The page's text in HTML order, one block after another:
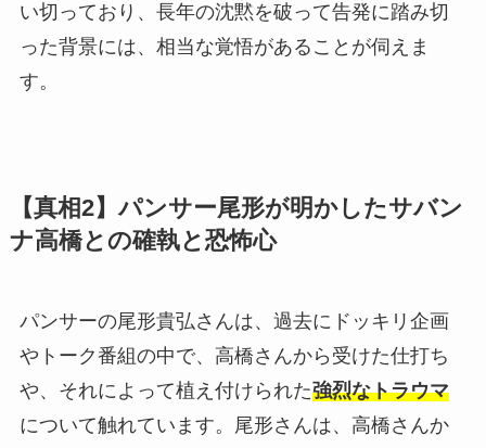
い切っており、長年の沈黙を破って告発に踏み切
った背景には、相当な覚悟があることが伺えま
す。
【真相2】パンサー尾形が明かしたサバン
ナ高橋との確執と恐怖心
パンサーの尾形貴弘さんは、過去にドッキリ企画
やトーク番組の中で、高橋さんから受けた仕打ち
や、それによって植え付けられた強烈なトラウマ
について触れています。尾形さんは、高橋さんか